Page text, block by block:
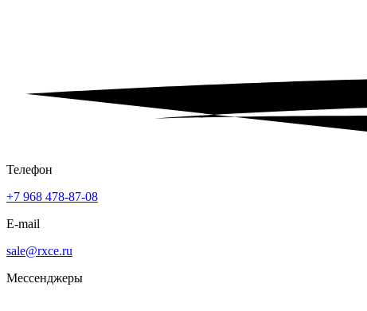
Телефон
+7 968 478-87-08
E-mail
sale@rxce.ru
Мессенджеры